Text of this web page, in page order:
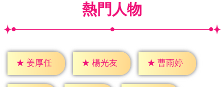
熱門人物
★ 姜厚任 ★ 楊光友 ★ 曹雨婷